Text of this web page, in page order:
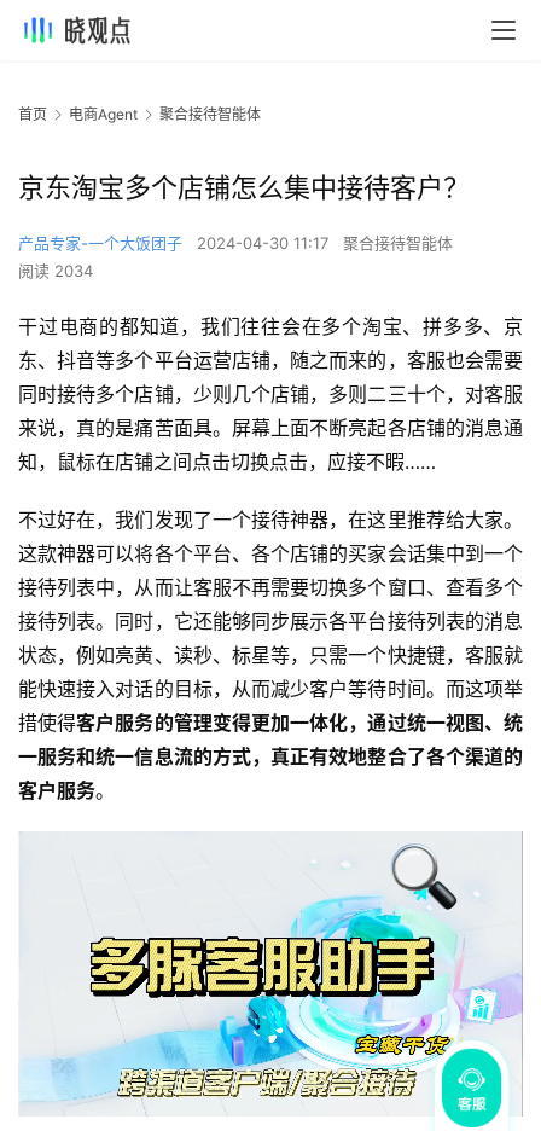
首页 电商Agent 聚合接待智能体
京东淘宝多个店铺怎么集中接待客户？
产品专家-一个大饭团子 2024-04-30 11:17
聚合接待智能体
阅读 2034
干过电商的都知道，我们往往会在多个淘宝、拼多多、京
东、抖音等多个平台运营店铺，随之而来的，客服也会需要
同时接待多个店铺，少则几个店铺，多则二三十个，对客服
来说，真的是痛苦面具。屏幕上面不断亮起各店铺的消息通
知，鼠标在店铺之间点击切换点击，应接不暇……
不过好在，我们发现了一个接待神器，在这里推荐给大家。
这款神器可以将各个平台、各个店铺的买家会话集中到一个
接待列表中，从而让客服不再需要切换多个窗口、查看多个
接待列表。同时，它还能够同步展示各平台接待列表的消息
状态，例如亮黄、读秒、标星等，只需一个快捷键，客服就
能快速接入对话的目标，从而减少客户等待时间。而这项举
措使得客户服务的管理变得更加一体化，通过统一视图、统
一服务和统一信息流的方式，真正有效地整合了各个渠道的
客户服务。